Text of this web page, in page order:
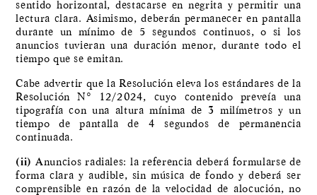
sentido horizontal, destacarse en negrita y permitir una
lectura clara. Asimismo, deberán permanecer en pantalla
durante un mínimo de 5 segundos continuos, o si los
anuncios tuvieran una duración menor, durante todo el
tiempo que se emitan.
Cabe advertir que la Resolución eleva los estándares de la
Resolución N° 12/2024, cuyo contenido preveía una
tipografía con una altura mínima de 3 milímetros y un
tiempo de pantalla de 4 segundos de permanencia
continuada.
(ii) Anuncios radiales: la referencia deberá formularse de
forma clara y audible, sin música de fondo y deberá ser
comprensible en razón de la velocidad de alocución, no